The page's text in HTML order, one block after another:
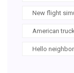
New flight
American
Hello